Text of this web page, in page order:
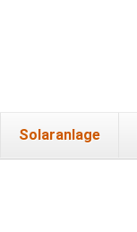
Solaranlage